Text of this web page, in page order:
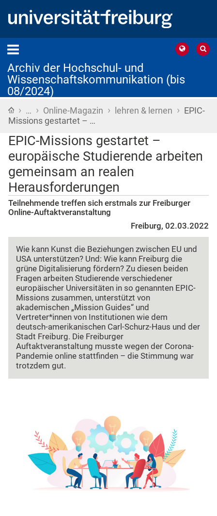
Archiv der Hochschul- und
Wissenschaftskommunikation (bis
08/2024)
Startseite
› … › Online-Magazin › lehren & lernen › EPIC-
Missions gestartet – …
EPIC-Missions gestartet –
europäische Studierende arbeiten
gemeinsam an realen
Herausforderungen
Teilnehmende treffen sich erstmals zur Freiburger
Online-Auftaktveranstaltung
Freiburg, 02.03.2022
Wie kann Kunst die Beziehungen zwischen EU und
USA unterstützen? Und: Wie kann Freiburg die
grüne Digitalisierung fördern? Zu diesen beiden
Fragen arbeiten Studierende verschiedener
europäischer Universitäten in so genannten EPIC-
Missions zusammen, unterstützt von
akademischen „Mission Guides“ und
Vertreter*innen von Institutionen wie dem
deutsch-amerikanischen Carl-Schurz-Haus und der
Stadt Freiburg. Die Freiburger
Auftaktveranstaltung musste wegen der Corona-
Pandemie online stattfinden – die Stimmung war
trotzdem gut.